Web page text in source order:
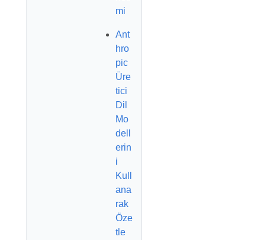
mi
Ant
hro
pic
Üre
tici
Dil
Mo
dell
erin
i
Kull
ana
rak
Öze
tle